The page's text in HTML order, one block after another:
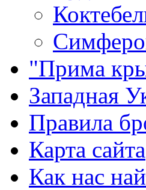
"Прима
Западная
Правила
Карта сайта
Как нас